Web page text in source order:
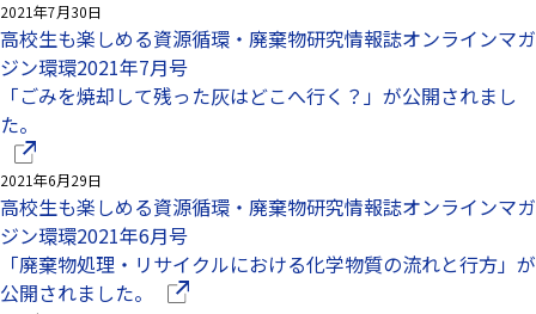
2021年7月30日
高校生も楽しめる資源循環・廃棄物研究情報誌オンラインマガ
ジン環環2021年7月号
「ごみを焼却して残った灰はどこへ行く？」が公開されまし
た。
（別ウインドウで開きます）
2021年6月29日
高校生も楽しめる資源循環・廃棄物研究情報誌オンラインマガ
ジン環環2021年6月号
「廃棄物処理・リサイクルにおける化学物質の流れと行方」が
公開されました。
（別ウインドウで開きます）